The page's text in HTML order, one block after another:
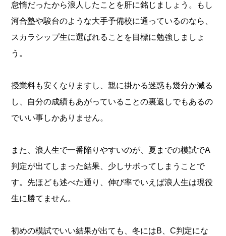
怠惰だったから浪人したことを肝に銘じましょう。もし
河合塾や駿台のような大手予備校に通っているのなら、
スカラシップ生に選ばれることを目標に勉強しましょ
う。
授業料も安くなりますし、親に掛かる迷惑も幾分か減る
し、自分の成績もあがっていることの裏返しでもあるの
でいい事しかありません。
また、浪人生で一番陥りやすいのが、夏までの模試でA
判定が出てしまった結果、少しサボってしまうことで
す。先ほども述べた通り、伸び率でいえば浪人生は現役
生に勝てません。
初めの模試でいい結果が出ても、冬にはB、C判定にな